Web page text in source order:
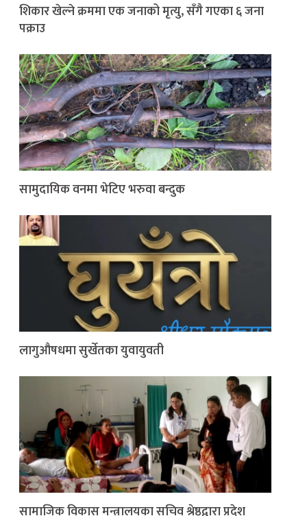
शिकार खेल्ने क्रममा एक जनाको मृत्यु, सँगै गएका ६ जना
पक्राउ
सामुदायिक वनमा भेटिए भरुवा बन्दुक
लागुऔषधमा सुर्खेतका युवायुवती